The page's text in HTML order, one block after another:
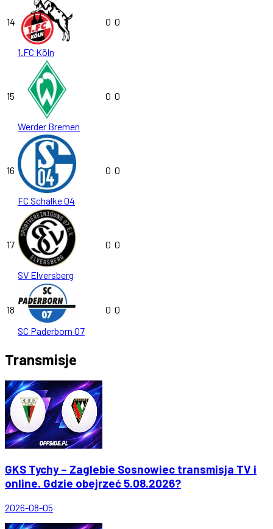
14
1.FC Köln
0 0
15
Werder Bremen
0 0
16
FC Schalke 04
0 0
17
SV Elversberg
0 0
18
SC Paderborn 07
0 0
Transmisje
GKS Tychy – Zaglebie Sosnowiec transmisja TV i
online. Gdzie obejrzeć 5.08.2026?
2026-08-05